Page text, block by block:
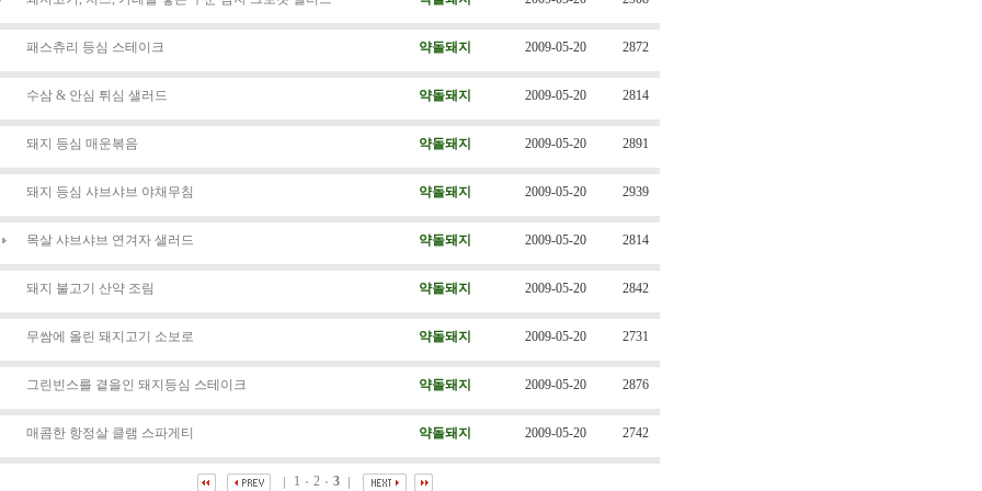
패스츄리 등심 스테이크 약돌돼지 2009-05-20 2872
수삼 & 안심 튀심 샐러드 약돌돼지 2009-05-20 2814
돼지 등심 매운볶음 약돌돼지 2009-05-20 2891
돼지 등심 샤브샤브 야채무침 약돌돼지 2009-05-20 2939
목살 샤브샤브 연겨자 샐러드 약돌돼지 2009-05-20 2814
돼지 불고기 산약 조림 약돌돼지 2009-05-20 2842
무쌈에 올린 돼지고기 소보로 약돌돼지 2009-05-20 2731
그린빈스를 곁을인 돼지등심 스테이크 약돌돼지 2009-05-20 2876
매콤한 항정살 클램 스파게티 약돌돼지 2009-05-20 2742
1 2 3